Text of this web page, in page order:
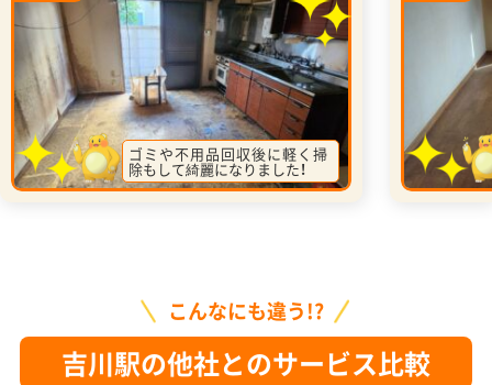
ゴミや不用品回収後に軽く掃
除もして綺麗になりました！
こんなにも違う!?
吉川駅の他社とのサービス比較